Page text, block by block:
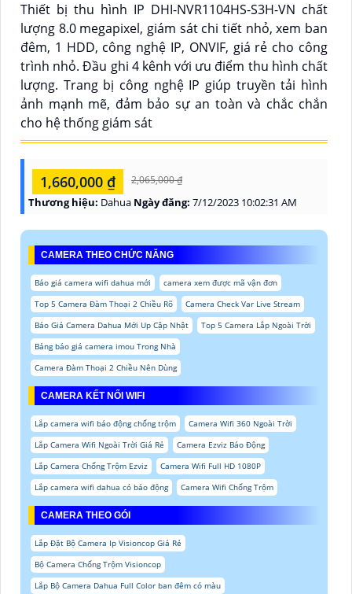
Thiết bị thu hình IP DHI-NVR1104HS-S3H-VN chất
lượng 8.0 megapixel, giám sát chi tiết nhỏ, xem ban
đêm, 1 HDD, công nghệ IP, ONVIF, giá rẻ cho công
trình nhỏ. Đầu ghi 4 kênh với ưu điểm thu hình chất
lượng. Trang bị công nghệ IP giúp truyền tải hình
ảnh mạnh mẽ, đảm bảo sự an toàn và chắc chắn
cho hệ thống giám sát
1,660,000 ₫ 2,065,000 ₫
Thương hiệu: Dahua Ngày đăng: 7/12/2023 10:02:31 AM
CAMERA THEO CHỨC NĂNG
Báo giá camera wifi dahua mới
camera xem được mã vận đơn
Top 5 Camera Đàm Thoại 2 Chiều Rõ
Camera Check Var Live Stream
Báo Giá Camera Dahua Mới Up Cập Nhật
Top 5 Camera Lắp Ngoài Trời
Bảng báo giá camera imou Trong Nhà
Camera Đàm Thoại 2 Chiều Nên Dùng
CAMERA KẾT NỐI WIFI
Lắp camera wifi báo động chống trộm
Camera Wifi 360 Ngoài Trời
Lắp Camera Wifi Ngoài Trời Giá Rẻ
Camera Ezviz Báo Động
Lắp Camera Chống Trộm Ezviz
Camera Wifi Full HD 1080P
Lắp camera wifi dahua có báo động
Camera Wifi Chống Trộm
CAMERA THEO GÓI
Lắp Đặt Bộ Camera Ip Visioncop Giá Rẻ
Bộ Camera Chống Trộm Visioncop
Lắp Bộ Camera Dahua Full Color ban đêm có màu